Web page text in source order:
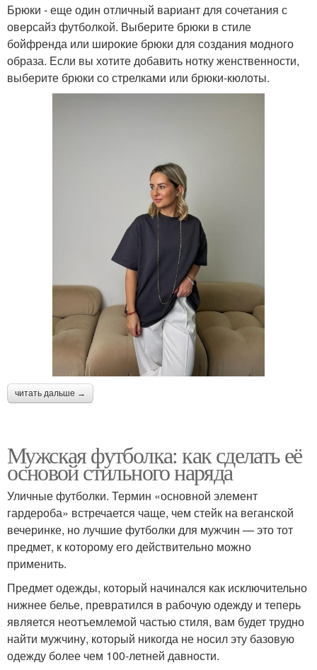
Брюки - еще один отличный вариант для сочетания с
оверсайз футболкой. Выберите брюки в стиле
бойфренда или широкие брюки для создания модного
образа. Если вы хотите добавить нотку женственности,
выберите брюки со стрелками или брюки-кюлоты.
читать дальше →
Мужская футболка: как сделать её
основой стильного наряда
Уличные футболки. Термин «основной элемент
гардероба» встречается чаще, чем стейк на веганской
вечеринке, но лучшие футболки для мужчин — это тот
предмет, к которому его действительно можно
применить.
Предмет одежды, который начинался как исключительно
нижнее белье, превратился в рабочую одежду и теперь
является неотъемлемой частью стиля, вам будет трудно
найти мужчину, который никогда не носил эту базовую
одежду более чем 100-летней давности.